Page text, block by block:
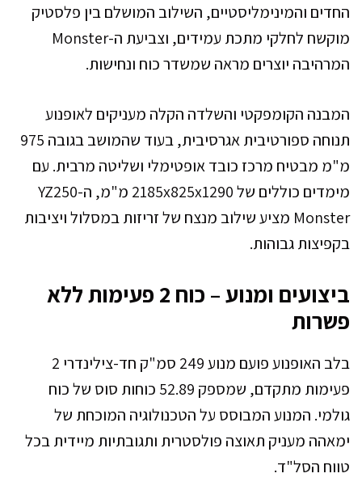
החדים והמינימליסטיים, השילוב המושלם בין פלסטיק
מוקשח לחלקי מתכת עמידים, וצביעת ה-Monster
המרהיבה יוצרים מראה שמשדר כוח ונחישות.
המבנה הקומפקטי והשלדה הקלה מעניקים לאופנוע
תנוחה ספורטיבית אגרסיבית, בעוד שהמושב בגובה 975
מ"מ מבטיח מרכז כובד אופטימלי ושליטה מרבית. עם
מימדים כוללים של 2185x825x1290 מ"מ, ה-YZ250
Monster מציע שילוב מנצח של זריזות במסלול ויציבות
בקפיצות גבוהות.
ביצועים ומנוע – כוח 2 פעימות ללא
פשרות
בלב האופנוע פועם מנוע 249 סמ"ק חד-צילינדרי 2
פעימות מתקדם, שמספק 52.89 כוחות סוס של כוח
גולמי. המנוע המבוסס על הטכנולוגיה המוכחת של
ימאהה מעניק תאוצה פולסטרית ותגובתיות מיידית בכל
טווח הסל"ד.